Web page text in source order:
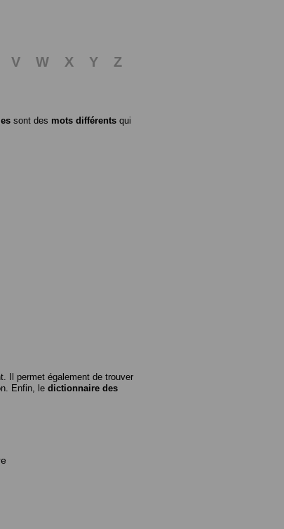
V W X Y
Z
sont des mots différents qui
Il permet également de trouver
Enfin, le dictionnaire des